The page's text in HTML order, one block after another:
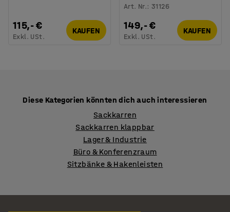
115,- €
Exkl. USt.
KAUFEN
Art. Nr.:31126
149,- €
Exkl. USt.
KAUFEN
Diese Kategorien könnten dich auch interessieren
Sackkarren
Sackkarren klappbar
Lager & Industrie
Büro & Konferenzraum
Sitzbänke & Hakenleisten